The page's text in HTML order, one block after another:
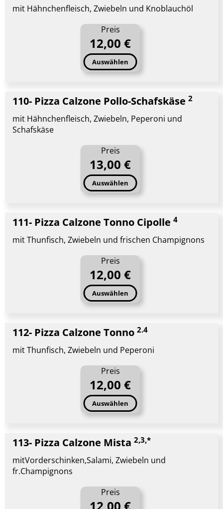
mit Hähnchenfleisch, Zwiebeln und Knoblauchöl
Preis
12,00 €
Auswählen
110- Pizza Calzone Pollo-Schafskäse 2
mit Hähnchenfleisch, Zwiebeln, Peperoni und
Schafskäse
Preis
13,00 €
Auswählen
111- Pizza Calzone Tonno Cipolle 4
mit Thunfisch, Zwiebeln und frischen Champignons
Preis
12,00 €
Auswählen
112- Pizza Calzone Tonno 2.4
mit Thunfisch, Zwiebeln und Peperoni
Preis
12,00 €
Auswählen
113- Pizza Calzone Mista 2,3,*
mitVorderschinken,Salami, Zwiebeln und
fr.Champignons
Preis